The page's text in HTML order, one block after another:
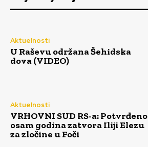
Aktuelnosti
U Raševu održana Šehidska
dova (VIDEO)
Aktuelnosti
VRHOVNI SUD RS-a: Potvrđeno
osam godina zatvora Iliji Elezu
za zločine u Foči